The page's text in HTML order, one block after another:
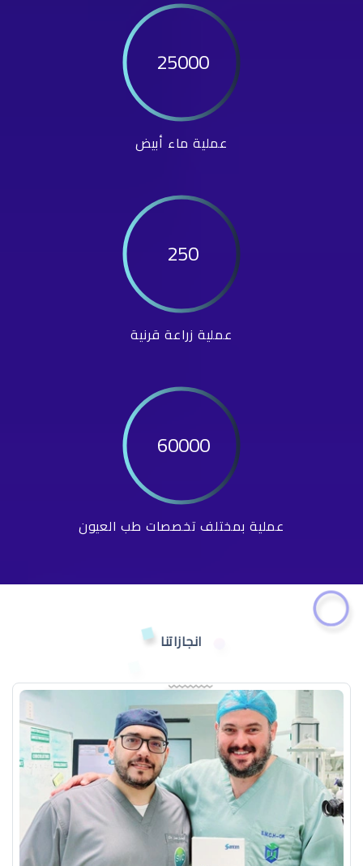
25000
عملية ماء أبيض
250
عملية زراعة قرنية
60000
عملية بمختلف تخصصات طب العيون
انجازاتنا